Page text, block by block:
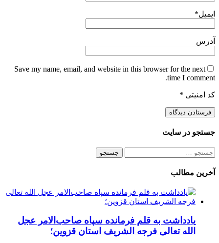
ایمیل*
آدرس
Save my name, email, and website in this browser for the next
time I comment.
کد امنیتی *
جستجو در سایت
جستجو
آخرین مطالب
یادداشت به قلم فرمانده سپاه صاحب‌الامر عجل
الله تعالی فرجه الشریف استان قزوین؛